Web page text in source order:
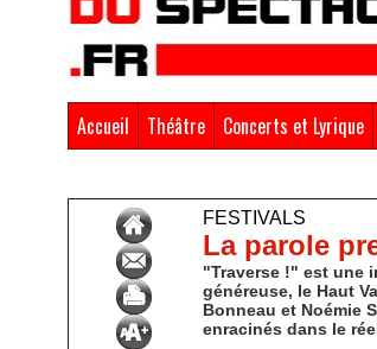
Accueil Théâtre Concerts et Lyrique
FESTIVALS
La parole
"Traverse !" est une
généreuse, le Haut
Bonneau et Noémie
enracinés dans le